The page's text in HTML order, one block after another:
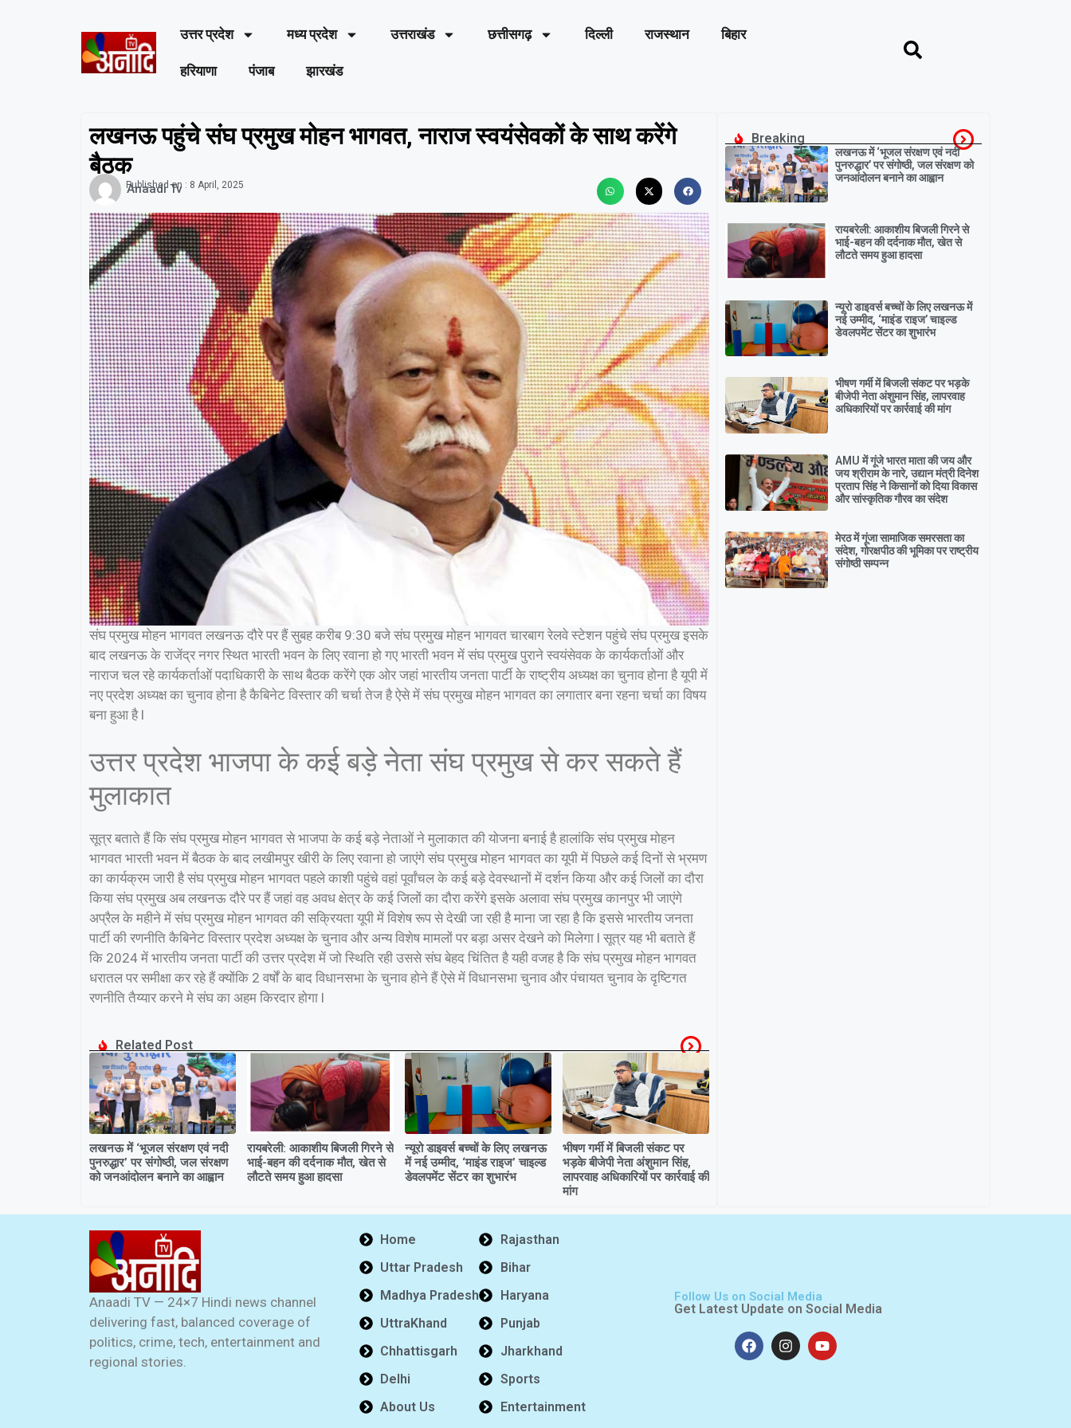
उत्तर प्रदेश मध्य प्रदेश उत्तराखंड छत्तीसगढ़ दिल्ली राजस्थान बिहार
हरियाणा पंजाब झारखंड
लखनऊ पहुंचे संघ प्रमुख मोहन भागवत, नाराज स्वयंसेवकों के साथ करेंगे
बैठक
Anaadi Tv
Published on : 8 April, 2025
संघ प्रमुख मोहन भागवत लखनऊ दौरे पर हैं सुबह करीब 9:30 बजे संघ प्रमुख मोहन भागवत चारबाग रेलवे स्टेशन पहुंचे संघ प्रमुख इसके
बाद लखनऊ के राजेंद्र नगर स्थित भारती भवन के लिए रवाना हो गए भारती भवन में संघ प्रमुख पुराने स्वयंसेवक के कार्यकर्ताओं और
नाराज चल रहे कार्यकर्ताओं पदाधिकारी के साथ बैठक करेंगे एक ओर जहां भारतीय जनता पार्टी के राष्ट्रीय अध्यक्ष का चुनाव होना है यूपी में
नए प्रदेश अध्यक्ष का चुनाव होना है कैबिनेट विस्तार की चर्चा तेज है ऐसे में संघ प्रमुख मोहन भागवत का लगातार बना रहना चर्चा का विषय
बना हुआ है l
उत्तर प्रदेश भाजपा के कई बड़े नेता संघ प्रमुख से कर सकते हैं
मुलाकात
सूत्र बताते हैं कि संघ प्रमुख मोहन भागवत से भाजपा के कई बड़े नेताओं ने मुलाकात की योजना बनाई है हालांकि संघ प्रमुख मोहन
भागवत भारती भवन में बैठक के बाद लखीमपुर खीरी के लिए रवाना हो जाएंगे संघ प्रमुख मोहन भागवत का यूपी में पिछले कई दिनों से भ्रमण
का कार्यक्रम जारी है संघ प्रमुख मोहन भागवत पहले काशी पहुंचे वहां पूर्वांचल के कई बड़े देवस्थानों में दर्शन किया और कई जिलों का दौरा
किया संघ प्रमुख अब लखनऊ दौरे पर हैं जहां वह अवध क्षेत्र के कई जिलों का दौरा करेंगे इसके अलावा संघ प्रमुख कानपुर भी जाएंगे
अप्रैल के महीने में संघ प्रमुख मोहन भागवत की सक्रियता यूपी में विशेष रूप से देखी जा रही है माना जा रहा है कि इससे भारतीय जनता
पार्टी की रणनीति कैबिनेट विस्तार प्रदेश अध्यक्ष के चुनाव और अन्य विशेष मामलों पर बड़ा असर देखने को मिलेगा l सूत्र यह भी बताते हैं
कि 2024 में भारतीय जनता पार्टी की उत्तर प्रदेश में जो स्थिति रही उससे संघ बेहद चिंतित है यही वजह है कि संघ प्रमुख मोहन भागवत
धरातल पर समीक्षा कर रहे हैं क्योंकि 2 वर्षों के बाद विधानसभा के चुनाव होने हैं ऐसे में विधानसभा चुनाव और पंचायत चुनाव के दृष्टिगत
रणनीति तैय्यार करने मे संघ का अहम किरदार होगा l
Related Post
लखनऊ में ‘भूजल संरक्षण एवं नदी
पुनरुद्धार’ पर संगोष्ठी, जल संरक्षण
को जनआंदोलन बनाने का आह्वान
रायबरेली: आकाशीय बिजली गिरने से
भाई-बहन की दर्दनाक मौत, खेत से
लौटते समय हुआ हादसा
न्यूरो डाइवर्स बच्चों के लिए लखनऊ
में नई उम्मीद, ‘माइंड राइज’ चाइल्ड
डेवलपमेंट सेंटर का शुभारंभ
भीषण गर्मी में बिजली संकट पर
भड़के बीजेपी नेता अंशुमान सिंह,
लापरवाह अधिकारियों पर कार्रवाई की
मांग
Breaking
लखनऊ में ‘भूजल संरक्षण एवं नदी
पुनरुद्धार’ पर संगोष्ठी, जल संरक्षण को
जनआंदोलन बनाने का आह्वान
रायबरेली: आकाशीय बिजली गिरने से
भाई-बहन की दर्दनाक मौत, खेत से
लौटते समय हुआ हादसा
न्यूरो डाइवर्स बच्चों के लिए लखनऊ में
नई उम्मीद, ‘माइंड राइज’ चाइल्ड
डेवलपमेंट सेंटर का शुभारंभ
भीषण गर्मी में बिजली संकट पर भड़के
बीजेपी नेता अंशुमान सिंह, लापरवाह
अधिकारियों पर कार्रवाई की मांग
AMU में गूंजे भारत माता की जय और
जय श्रीराम के नारे, उद्यान मंत्री दिनेश
प्रताप सिंह ने किसानों को दिया विकास
और सांस्कृतिक गौरव का संदेश
मेरठ में गूंजा सामाजिक समरसता का
संदेश, गोरक्षपीठ की भूमिका पर राष्ट्रीय
संगोष्ठी सम्पन्न
Anaadi TV — 24×7 Hindi news channel
delivering fast, balanced coverage of
politics, crime, tech, entertainment and
regional stories.
Home
Uttar Pradesh
Madhya Pradesh
UttraKhand
Chhattisgarh
Delhi
About Us
Rajasthan
Bihar
Haryana
Punjab
Jharkhand
Sports
Entertainment
Follow Us on Social Media
Get Latest Update on Social Media